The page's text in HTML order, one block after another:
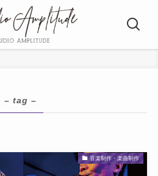
– tag –
音楽制作・楽曲制作